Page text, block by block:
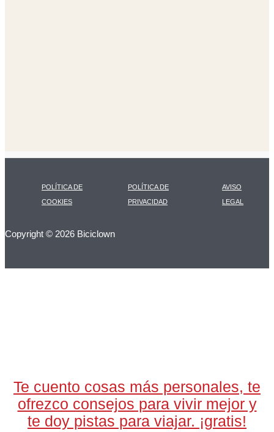
POLÍTICA DE
COOKIES
POLÍTICA DE
PRIVACIDAD
AVISO
LEGAL
Copyright © 2026 Biciclown
Te cuento cosas más personales, te
ofrezco consejos para vivir mejor y
te doy pistas para viajar. ¡gratis!